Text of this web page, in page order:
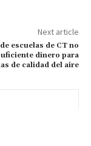
Next article
escuelas de CT no
dinero para
de calidad del aire